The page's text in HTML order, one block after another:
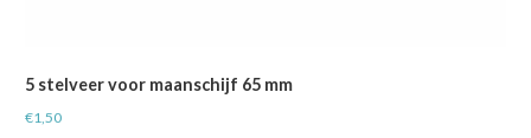
5 stelveer voor maanschijf 65 mm
€1,50